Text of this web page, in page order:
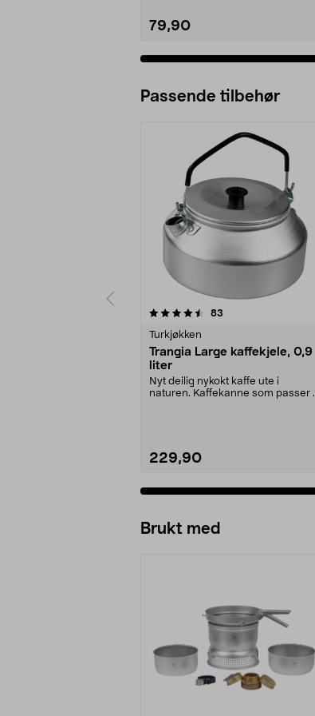
79,90
Passende tilbehør
83
Turkjøkken
Trangia Large kaffekjele, 0,9
liter
Nyt deilig nykokt kaffe ute i
naturen. Kaffekanne som passer i
229,90
4.5av 5 stjerner
Brukt med